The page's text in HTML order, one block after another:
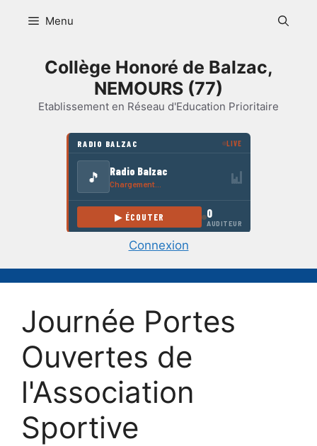
Menu
Collège Honoré de Balzac,
NEMOURS (77)
Etablissement en Réseau d'Education Prioritaire
Connexion
Journée Portes
Ouvertes de
l'Association
Sportive